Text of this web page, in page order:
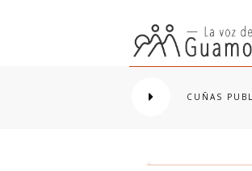
CUÑAS